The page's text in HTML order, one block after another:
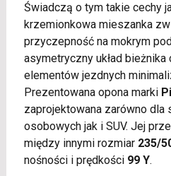
Świadczą o tym takie cechy
krzemionkowa mieszanka
przyczepność na mokrym
asymetryczny układ bieżnika
elementów jezdnych
Prezentowana opona marki
zaprojektowana zarówno dla
osobowych jak i SUV. Jej
między innymi rozmiar 235/
nośności i prędkości 99 Y.